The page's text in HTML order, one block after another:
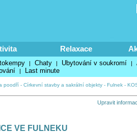
Relaxace
| Chaty | Ubytování v soukromí |
| Last minute
poodří- Církevní stavby a sakrální objekty- Fulnek-
Upravit
VE FULNEKU